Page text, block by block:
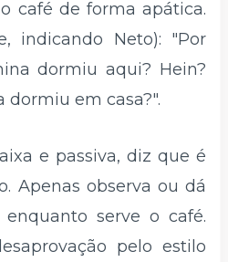
café de forma apática.
indicando Neto): "Por
dormiu aqui? Hein?
dormiu em casa?".
e passiva, diz que é
Apenas observa ou dá
enquanto serve o café.
pelo estilo